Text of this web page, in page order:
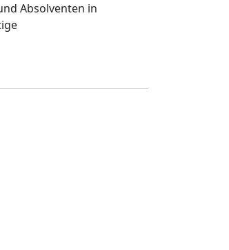
Absolventen in